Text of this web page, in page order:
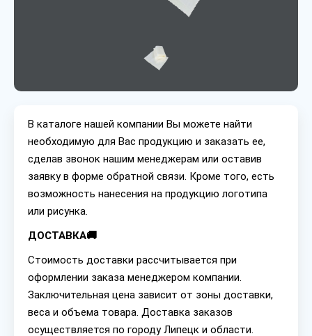
В каталоге нашей компании Вы можете найти
необходимую для Вас продукцию и заказать ее,
сделав звонок нашим менеджерам или оставив
заявку в форме обратной связи. Кроме того, есть
возможность нанесения на продукцию логотипа
или рисунка.
ДОСТАВКА🚚
Стоимость доставки рассчитывается при
оформлении заказа менеджером компании.
Заключительная цена зависит от зоны доставки,
веса и объема товара. Доставка заказов
осуществляется по городу Липецк и области.